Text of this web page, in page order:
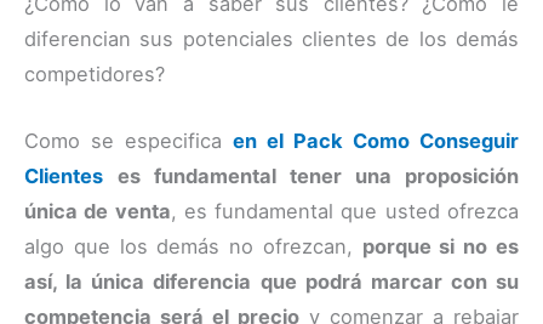
diferencian sus potenciales clientes de los demás
competidores?
Como se especifica en el Pack Como Conseguir
Clientes es fundamental tener una proposición
única de venta, es fundamental que usted ofrezca
algo que los demás no ofrezcan, porque si no es
así, la única diferencia que podrá marcar con su
competencia será el precio y comenzar a rebajar